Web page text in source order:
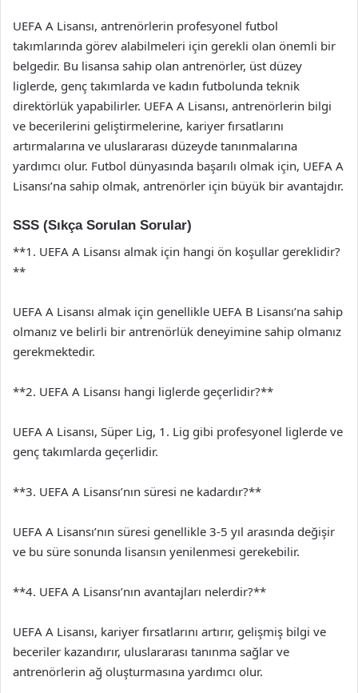
UEFA A Lisansı, antrenörlerin profesyonel futbol
takımlarında görev alabilmeleri için gerekli olan önemli bir
belgedir. Bu lisansa sahip olan antrenörler, üst düzey
liglerde, genç takımlarda ve kadın futbolunda teknik
direktörlük yapabilirler. UEFA A Lisansı, antrenörlerin bilgi
ve becerilerini geliştirmelerine, kariyer fırsatlarını
artırmalarına ve uluslararası düzeyde tanınmalarına
yardımcı olur. Futbol dünyasında başarılı olmak için, UEFA A
Lisansı’na sahip olmak, antrenörler için büyük bir avantajdır.
SSS (Sıkça Sorulan Sorular)
**1. UEFA A Lisansı almak için hangi ön koşullar gereklidir?
**
UEFA A Lisansı almak için genellikle UEFA B Lisansı’na sahip
olmanız ve belirli bir antrenörlük deneyimine sahip olmanız
gerekmektedir.
**2. UEFA A Lisansı hangi liglerde geçerlidir?**
UEFA A Lisansı, Süper Lig, 1. Lig gibi profesyonel liglerde ve
genç takımlarda geçerlidir.
**3. UEFA A Lisansı’nın süresi ne kadardır?**
UEFA A Lisansı’nın süresi genellikle 3-5 yıl arasında değişir
ve bu süre sonunda lisansın yenilenmesi gerekebilir.
**4. UEFA A Lisansı’nın avantajları nelerdir?**
UEFA A Lisansı, kariyer fırsatlarını artırır, gelişmiş bilgi ve
beceriler kazandırır, uluslararası tanınma sağlar ve
antrenörlerin ağ oluşturmasına yardımcı olur.